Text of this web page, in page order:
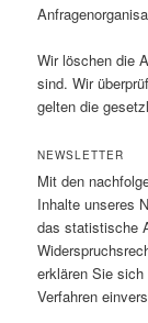
Wir löschen die
sind. Wir
gelten die
NEWSLETTER
Mit den
Inhalte unseres
das statistische
erklären Sie
Verfahren